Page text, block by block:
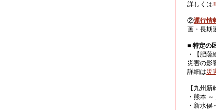
詳しくは
②運行情
画・長期
■ 特定の
・【肥薩
災害の影
詳細は災
【九州新
・熊本
・新水